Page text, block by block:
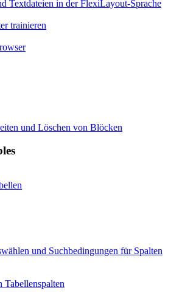
Textdateien in der FlexiLayout-Sprache
trainieren
und Löschen von Blöcken
und Suchbedingungen für Spalten
Tabellenspalten